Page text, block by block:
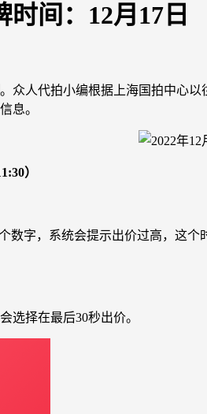
间：12月17日
。众人代拍小编根据上海国拍中心以
息。
）
数字，系统会提示出价过高，这
选择在最后30秒出价。